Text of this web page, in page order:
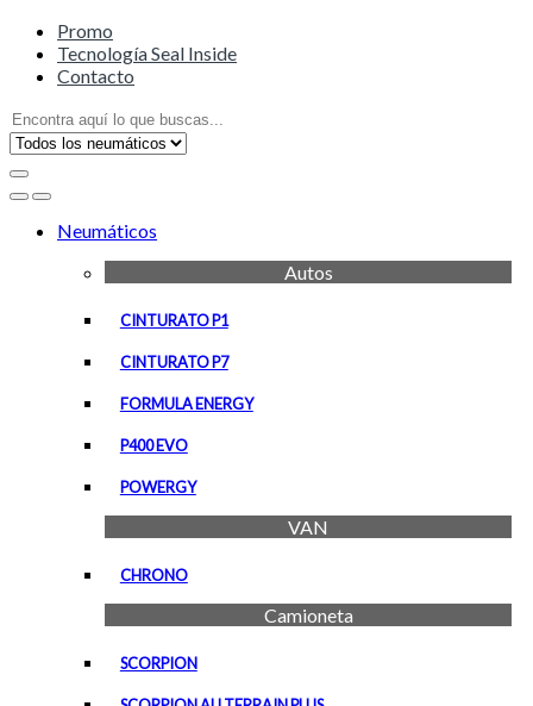
Promo
Tecnología Seal Inside
Contacto
Search
for:
OpenClose
Neumáticos
Autos
CINTURATO P1
CINTURATO P7
FORMULA ENERGY
P400 EVO
POWERGY
VAN
CHRONO
Camioneta
SCORPION